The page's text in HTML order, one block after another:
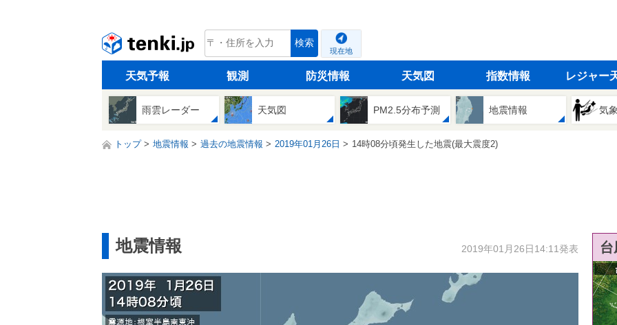
tenki.jp 検索
現在地
天気予報 観測 防災情報 天気図 指数情報 レジャー
雨雲レーダー 天気図 PM2.5分布予測 地震情報 気
トップ 地震情報 過去の地震情報 2019年01月26日 14時08分頃発生した地震(最大震度2)
地震情報 2019年01月26日14:11発表